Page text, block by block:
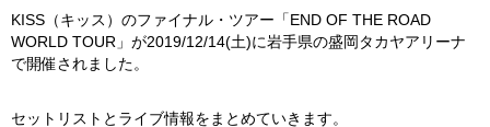
KISS（キッス）のファイナル・ツアー「END OF THE ROAD
WORLD TOUR」が2019/12/14(土)に岩手県の盛岡タカヤアリーナ
で開催されました。
セットリストとライブ情報をまとめていきます。